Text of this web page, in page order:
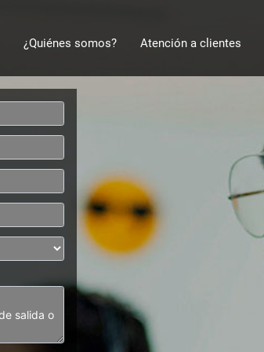
¿Quiénes somos?
Atención a clientes